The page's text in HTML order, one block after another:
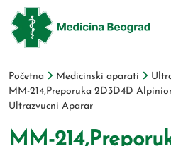
Početna Medicinski aparati
MM-214,Preporuka 2D3D4D
Ultrazvucni Aparar
MM-